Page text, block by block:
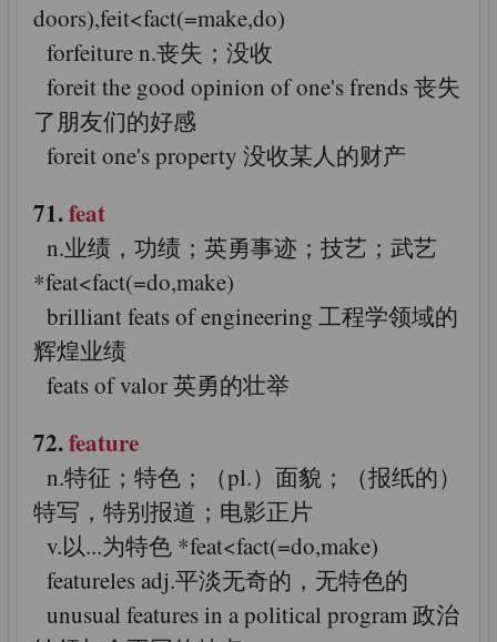
doors),feit<fact(=make,do)
forfeiture n.丧失；没收
foreit the good opinion of one's frends 丧失
了朋友们的好感
foreit one's property 没收某人的财产
71.feat
n.业绩，功绩；英勇事迹；技艺；武艺
*feat<fact(=do,make)
brilliant feats of engineering 工程学领域的
辉煌业绩
feats of valor 英勇的壮举
72.feature
n.特征；特色；（pl.）面貌；（报纸的）
特写，特别报道；电影正片
v.以...为特色 *feat<fact(=do,make)
featureles adj.平淡无奇的，无特色的
unusual features in a political program 政治